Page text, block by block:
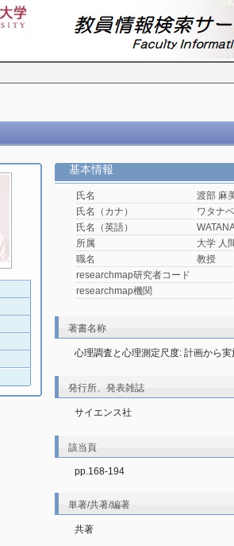
基本情報
氏名
渡部 麻
氏名（カナ）
ワタナ
氏名（英語）
所属
大学 人
職名
教授
researchmap研究者コード
researchmap機関
著書名称
心理調査と心理測定尺度: 計画から
発行所、発表雑誌
サイエンス社
該当頁
pp.168-194
単著/共著/編著
共著